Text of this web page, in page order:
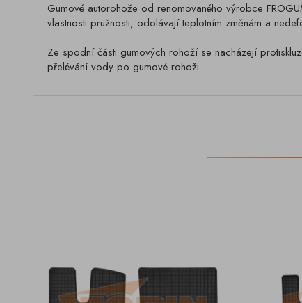
Gumové autorohože od renomovaného výrobce
vlastnosti pružnosti, odolávají teplotním změnám a
Ze spodní části gumových rohoží se nacházejí
přelévání vody po gumové rohoži.